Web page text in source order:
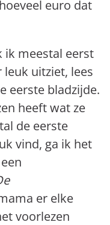
euro dat
ik meestal eerst
uitziet, lees
eerste bladzijde.
heeft wat ze
de eerste
vind, ga ik het
er elke
voorlezen